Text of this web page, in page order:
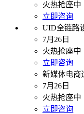
火热抢座中
立即咨询
UID全链路
7月26日
火热抢座中
立即咨询
新媒体电商
7月26日
火热抢座中
立即咨询